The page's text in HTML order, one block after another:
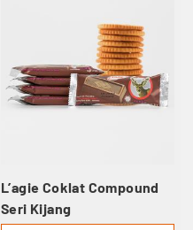
L’agie Coklat Compound
Seri Kijang